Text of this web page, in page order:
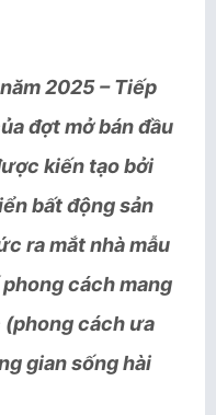
2025 – Tiếp
đợt mở bán đầu
kiến tạo bởi
bất động sản
ra mắt nhà mẫu
cách mang
cách ưa
gian sống hài